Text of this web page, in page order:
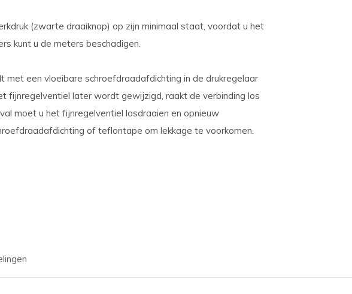
(zwarte draaiknop) op zijn minimaal staat, voordat u het
kunt u de meters beschadigen.
met een vloeibare schroefdraadafdichting in de drukregelaar
fijnregelventiel later wordt gewijzigd, raakt de verbinding los
moet u het fijnregelventiel losdraaien en opnieuw
of teflontape om lekkage te voorkomen.